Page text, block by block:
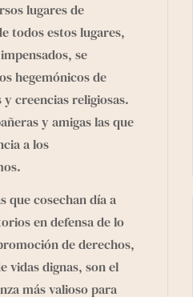
lugares de
todos estos lugares,
se
hegemónicos de
creencias religiosas.
y amigas las que
a los
que cosechan día a
en defensa de lo
de derechos,
vidas dignas, son el
más valioso para